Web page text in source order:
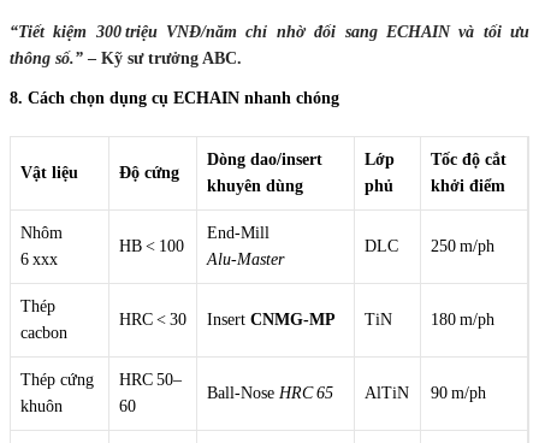
“Tiết kiệm 300 triệu VNĐ/năm chỉ nhờ đổi sang ECHAIN và tối ưu
thông số.” – Kỹ sư trưởng ABC.
8. Cách chọn dụng cụ ECHAIN nhanh chóng
Vật liệu Độ cứng
Dòng dao/insert
khuyên dùng
Lớp
phủ
Tốc độ cắt
khởi điểm
Nhôm
6 xxx
HB < 100
End‑Mill
Alu‑Master
DLC 250 m/ph
Thép
cacbon
HRC < 30 Insert CNMG‑MP TiN 180 m/ph
Thép cứng
khuôn
HRC 50–
60
Ball‑Nose HRC 65 AlTiN 90 m/ph